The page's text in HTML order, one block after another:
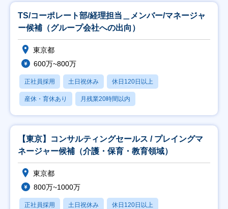
TS/コーポレート部/経理担当＿メンバー/マネージャ
ー候補（グループ会社への出向）
東京都
600万~800万
正社員採用 土日祝休み 休日120日以上
産休・育休あり 月残業20時間以内
【東京】コンサルティングセールス / プレイングマ
ネージャー候補（介護・保育・教育領域）
東京都
800万~1000万
正社員採用 土日祝休み 休日120日以上